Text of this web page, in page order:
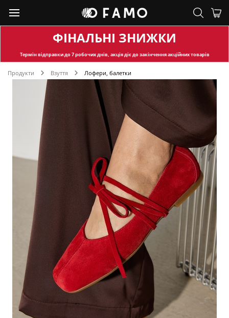
ФІНАЛЬНІ ЗНИЖКИ
Термін відправкидо 7 робочих днів, акція діє до закінчення акційних товарів
Продукти Взуття Лофери, балетки